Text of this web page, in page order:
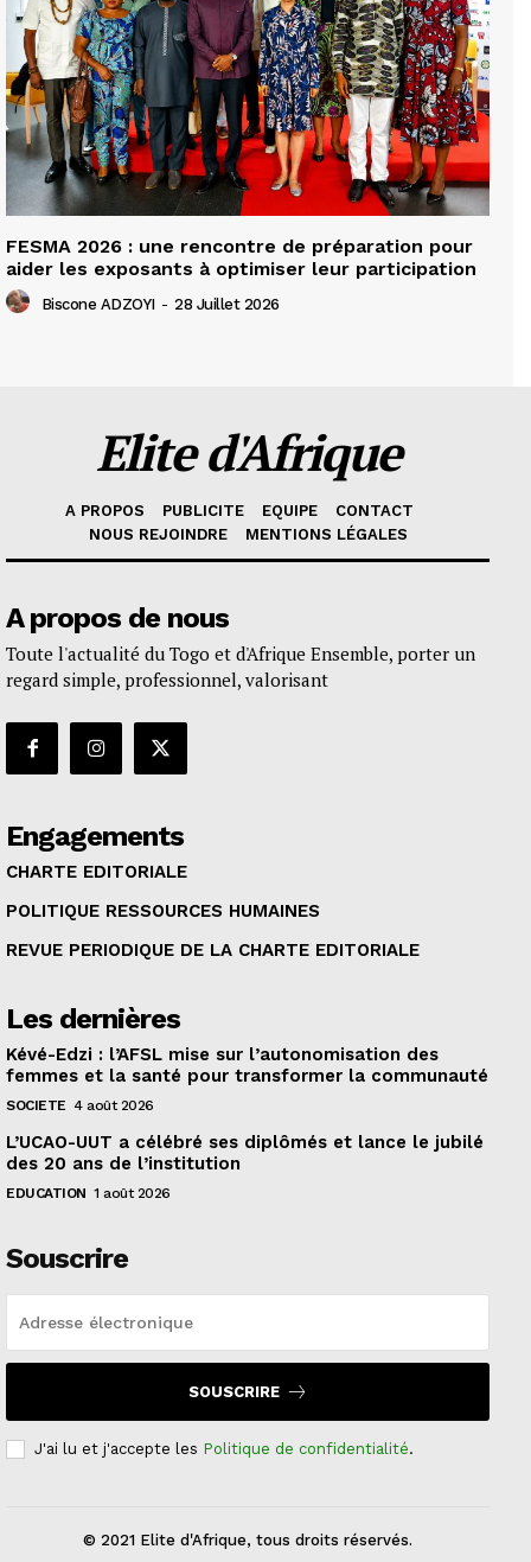
FESMA 2026 : une rencontre de préparation pour
aider les exposants à optimiser leur participation
Biscone ADZOYI - 28 Juillet 2026
Elite d'Afrique
A PROPOS PUBLICITE EQUIPE
CONTACT
NOUS REJOINDRE
MENTIONS LÉGALES
A propos de nous
Toute l'actualité du Togo et d'Afrique Ensemble, porter un
regard simple, professionnel, valorisant
Engagements
CHARTE EDITORIALE
POLITIQUE RESSOURCES HUMAINES
REVUE PERIODIQUE DE LA CHARTE EDITORIALE
Les dernières
Kévé-Edzi : l’AFSL mise sur l’autonomisation des
femmes et la santé pour transformer la communauté
SOCIETE 4 août 2026
L’UCAO-UUT a célébré ses diplômés et lance le jubilé
des 20 ans de l’institution
EDUCATION 1 août 2026
Souscrire
SOUSCRIRE
J'ai lu et j'accepte les Politique de confidentialité.
© 2021 Elite d'Afrique, tous droits réservés.